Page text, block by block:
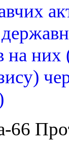
на них
66